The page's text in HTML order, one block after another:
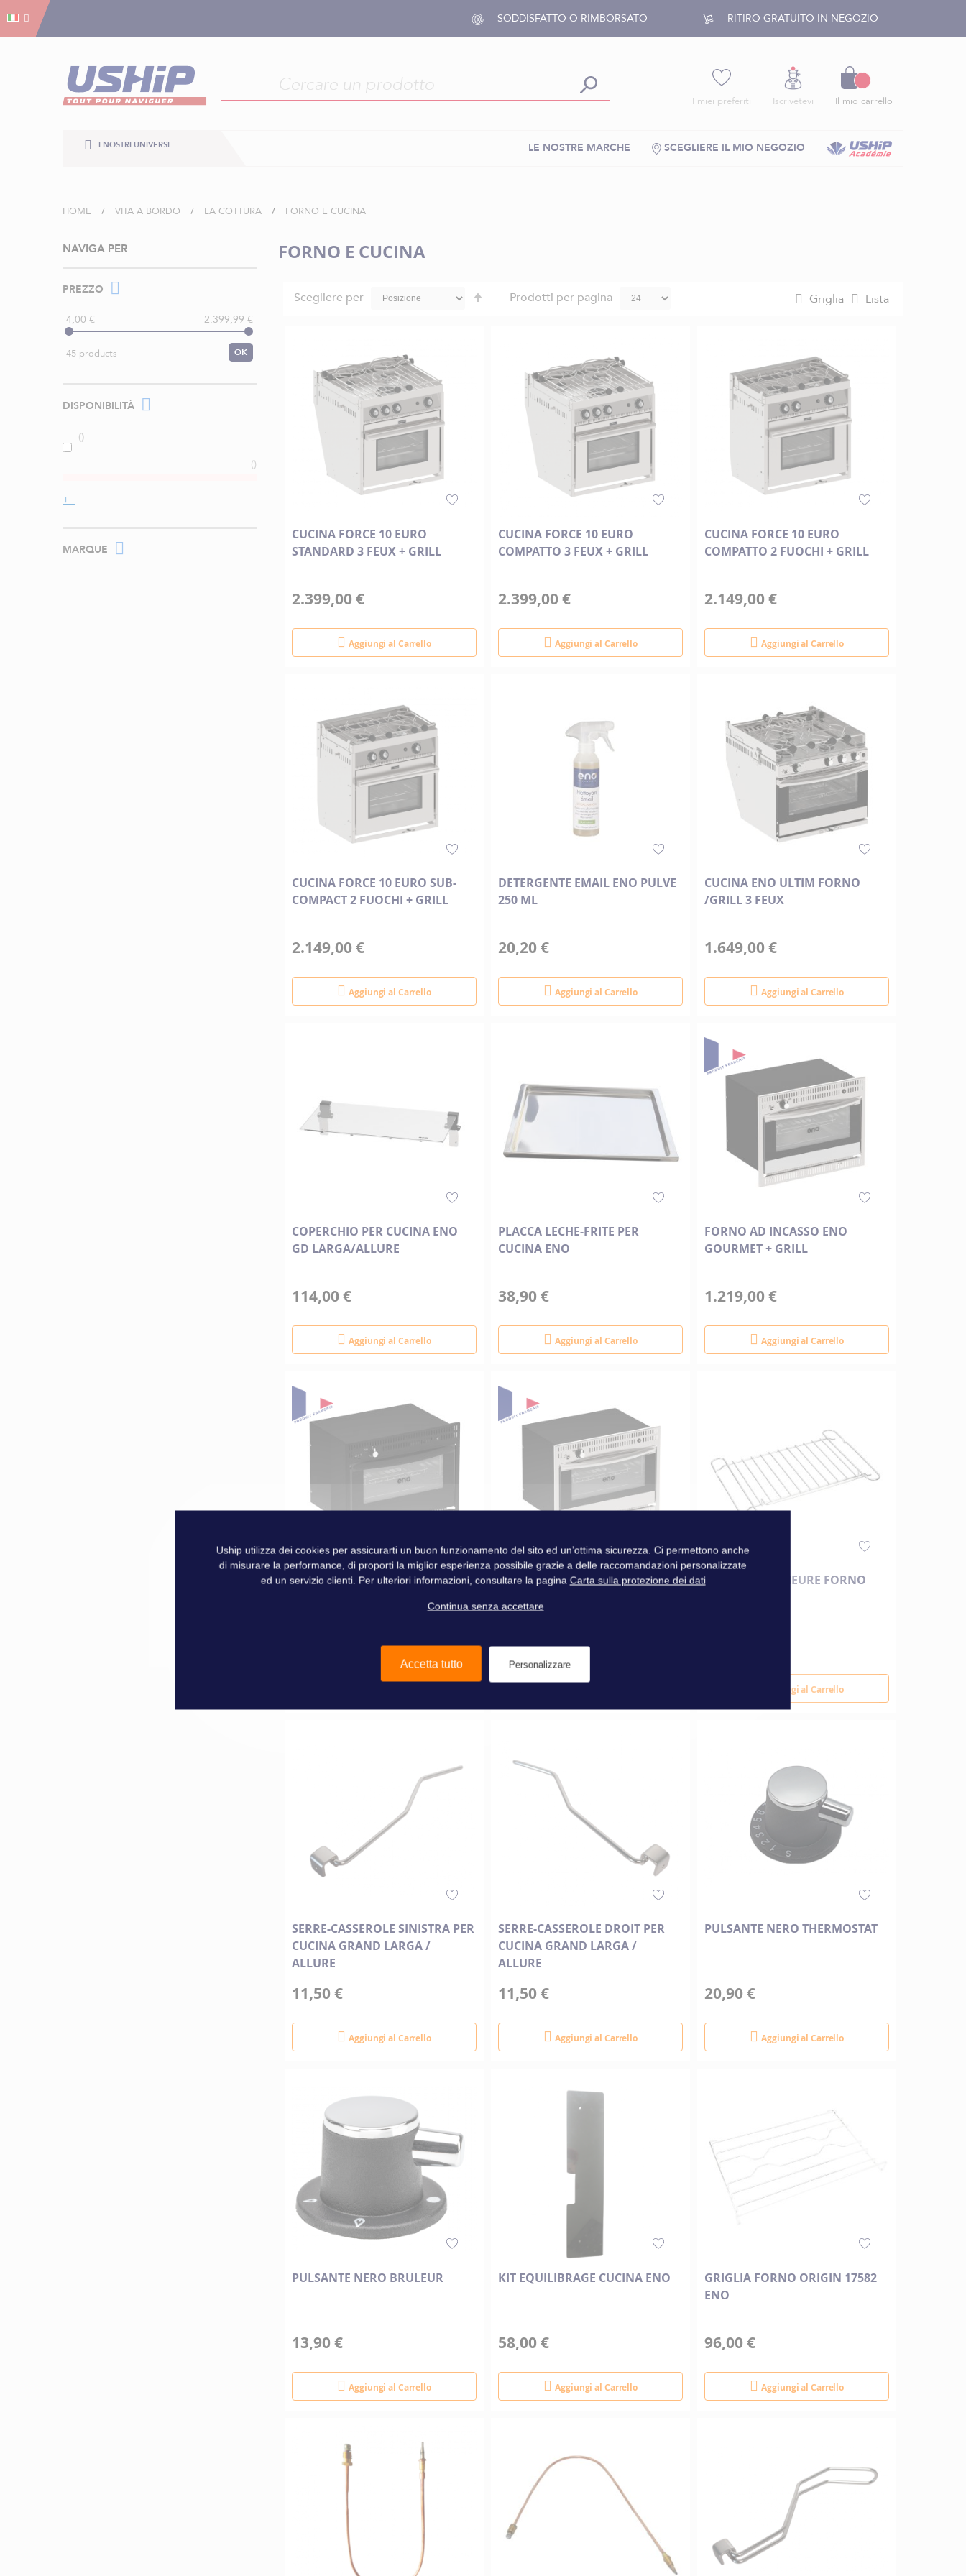
SODDISFATTO O RIMBORSATO RITIRO GRATUITO IN NEGOZIO
I miei preferiti Iscrivetevi Il mio carrello
I NOSTRI UNIVERSI SCEGLIERE IL MIO NEGOZIO
LE NOSTRE MARCHE
HOME VITA A BORDO LA COTTURA FORNO E CUCINA
FORNO E CUCINA
Scegliere per
ImpostaProdotti per pagina Griglia Lista
CUCINA FORCE 10 EURO
STANDARD 3 FEUX + GRILL
2.399,00 €
Aggiungi al Carrello
CUCINA FORCE 10 EURO
COMPATTO 3 FEUX + GRILL
2.399,00 €
Aggiungi al Carrello
CUCINA FORCE 10 EURO
COMPATTO 2 FUOCHI + GRILL
2.149,00 €
Aggiungi al Carrello
CUCINA FORCE 10 EURO SUB-
COMPACT 2 FUOCHI + GRILL
2.149,00 €
Aggiungi al Carrello
DETERGENTE EMAIL ENO PULVE
250 ML
20,20 €
Aggiungi al Carrello
CUCINA ENO ULTIM FORNO
/GRILL 3 FEUX
1.649,00 €
Aggiungi al Carrello
COPERCHIO PER CUCINA ENO
GD LARGA/ALLURE
114,00 €
Aggiungi al Carrello
PLACCA LECHE-FRITE PER
CUCINA ENO
38,90 €
Aggiungi al Carrello
FORNO AD INCASSO ENO
GOURMET + GRILL
1.219,00 €
Aggiungi al Carrello
FORNO AD INCASSO ENO
FORNO AD INCASSO ENO
809,00 €
GRIGLIA INTERIEURE FORNO
Aggiungi al Carrello
SERRE-CASSEROLE SINISTRA PER
CUCINA GRAND LARGA /
ALLURE
11,50 €
Aggiungi al Carrello
SERRE-CASSEROLE DROIT PER
CUCINA GRAND LARGA /
ALLURE
11,50 €
Aggiungi al Carrello
PULSANTE NERO THERMOSTAT
20,90 €
Aggiungi al Carrello
PULSANTE NERO BRULEUR
13,90 €
Aggiungi al Carrello
KIT EQUILIBRAGE CUCINA ENO
58,00 €
Aggiungi al Carrello
GRIGLIA FORNO ORIGIN 17582
ENO
96,00 €
Aggiungi al Carrello
NAVIGA PER
PREZZO
4,00 € 2.399,99 €
45 products OK
DISPONIBILITÀ
MARQUE
Gestion dei cookies
Uship utilizza dei cookies per assicurarti un buon funzionamento del sito ed un’ottima sicurezza. Ci permettono anche
di misurare la performance, di proporti la miglior esperienza possibile grazie a delle raccomandazioni personalizzate
ed un servizio clienti. Per ulteriori informazioni, consultare la pagina Carta sulla protezione dei dati
Continua senza accettare
Accetta tutto Personalizzare
Gestion dei cookies